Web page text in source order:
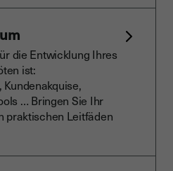
die Entwicklung Ihres
ist:
… Bringen Sie Ihr
praktischen Leitfäden